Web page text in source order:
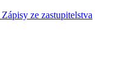
Zápisy ze zastupitelstva